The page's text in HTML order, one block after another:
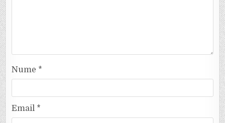
Nume *
Email *